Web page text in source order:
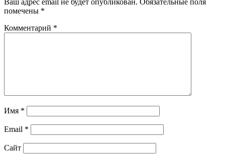
помечены *
Комментарий *
Имя *
Email *
Сайт